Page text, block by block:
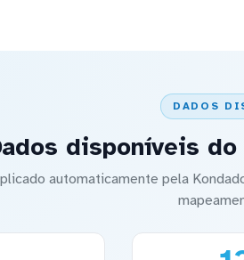
DADOS
disponíveis
automaticamente pela